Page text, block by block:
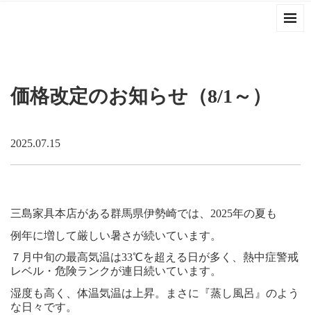
価格改定のお知らせ（8/1～）
2025.07.15
三島家具本店がある群馬県伊勢崎では、2025年の夏も
例年に増して厳しい暑さが続いています。
７月中旬の最高気温は33℃を超える日が多く、熱中症警戒
レベル・危険ランクが連日続いています。
湿度も高く、体温気温は上昇。まさに『蒸し風呂』のよう
な日々です。